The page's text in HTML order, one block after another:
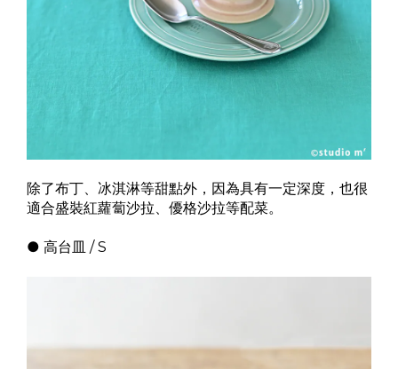
除了布丁、冰淇淋等甜點外，因為具有一定深度，也很
適合盛裝紅蘿蔔沙拉、優格沙拉等配菜。
● 高台皿 / S